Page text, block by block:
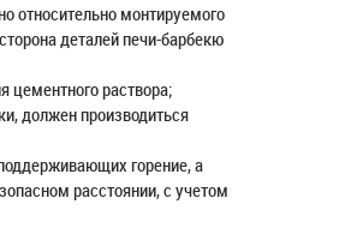
относительно монтируемого
деталей печи-барбекю
цементного раствора;
должен производиться
горение, а
расстоянии, с учетом